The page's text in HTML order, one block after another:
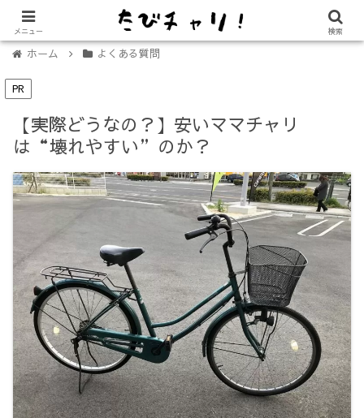
【免許不要に！】電動キックボード「LUUP（ループ）」の始め方
ホーム よくある質問
PR
【実際どうなの？】安いママチャリ
は“壊れやすい”のか？
メニュー 検索